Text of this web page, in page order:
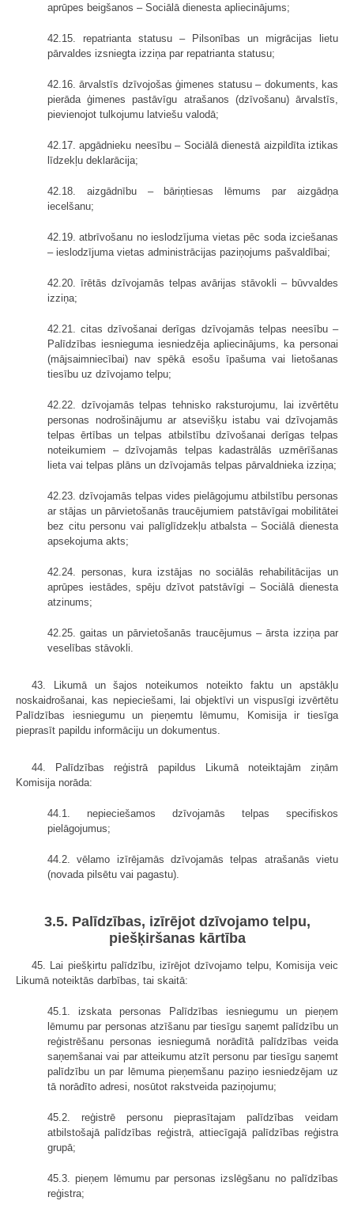
aprūpes beigšanos – Sociālā dienesta apliecinājums;
42.15. repatrianta statusu – Pilsonības un migrācijas lietu
pārvaldes izsniegta izziņa par repatrianta statusu;
42.16. ārvalstīs dzīvojošas ģimenes statusu – dokuments, kas
pierāda ģimenes pastāvīgu atrašanos (dzīvošanu) ārvalstīs,
pievienojot tulkojumu latviešu valodā;
42.17. apgādnieku neesību – Sociālā dienestā aizpildīta iztikas
līdzekļu deklarācija;
42.18. aizgādnību – bāriņtiesas lēmums par aizgādņa
iecelšanu;
42.19. atbrīvošanu no ieslodzījuma vietas pēc soda izciešanas
– ieslodzījuma vietas administrācijas paziņojums pašvaldībai;
42.20. īrētās dzīvojamās telpas avārijas stāvokli – būvvaldes
izziņa;
42.21. citas dzīvošanai derīgas dzīvojamās telpas neesību –
Palīdzības iesnieguma iesniedzēja apliecinājums, ka personai
(mājsaimniecībai) nav spēkā esošu īpašuma vai lietošanas
tiesību uz dzīvojamo telpu;
42.22. dzīvojamās telpas tehnisko raksturojumu, lai izvērtētu
personas nodrošinājumu ar atsevišķu istabu vai dzīvojamās
telpas ērtības un telpas atbilstību dzīvošanai derīgas telpas
noteikumiem – dzīvojamās telpas kadastrālās uzmērīšanas
lieta vai telpas plāns un dzīvojamās telpas pārvaldnieka izziņa;
42.23. dzīvojamās telpas vides pielāgojumu atbilstību personas
ar stājas un pārvietošanās traucējumiem patstāvīgai mobilitātei
bez citu personu vai palīglīdzekļu atbalsta – Sociālā dienesta
apsekojuma akts;
42.24. personas, kura izstājas no sociālās rehabilitācijas un
aprūpes iestādes, spēju dzīvot patstāvīgi – Sociālā dienesta
atzinums;
42.25. gaitas un pārvietošanās traucējumus – ārsta izziņa par
veselības stāvokli.
43. Likumā un šajos noteikumos noteikto faktu un apstākļu
noskaidrošanai, kas nepieciešami, lai objektīvi un vispusīgi izvērtētu
Palīdzības iesniegumu un pieņemtu lēmumu, Komisija ir tiesīga
pieprasīt papildu informāciju un dokumentus.
44. Palīdzības reģistrā papildus Likumā noteiktajām ziņām
Komisija norāda:
44.1. nepieciešamos dzīvojamās telpas specifiskos
pielāgojumus;
44.2. vēlamo izīrējamās dzīvojamās telpas atrašanās vietu
(novada pilsētu vai pagastu).
3.5. Palīdzības, izīrējot dzīvojamo telpu,
piešķiršanas kārtība
45. Lai piešķirtu palīdzību, izīrējot dzīvojamo telpu, Komisija veic
Likumā noteiktās darbības, tai skaitā:
45.1. izskata personas Palīdzības iesniegumu un pieņem
lēmumu par personas atzīšanu par tiesīgu saņemt palīdzību un
reģistrēšanu personas iesniegumā norādītā palīdzības veida
saņemšanai vai par atteikumu atzīt personu par tiesīgu saņemt
palīdzību un par lēmuma pieņemšanu paziņo iesniedzējam uz
tā norādīto adresi, nosūtot rakstveida paziņojumu;
45.2. reģistrē personu pieprasītajam palīdzības veidam
atbilstošajā palīdzības reģistrā, attiecīgajā palīdzības reģistra
grupā;
45.3. pieņem lēmumu par personas izslēgšanu no palīdzības
reģistra;